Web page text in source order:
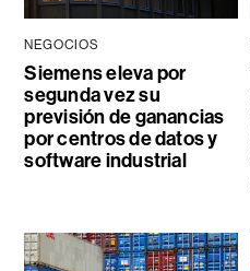
NEGOCIOS
Siemens eleva por
segunda vez su
previsión de ganancias
por centros de datos y
software industrial